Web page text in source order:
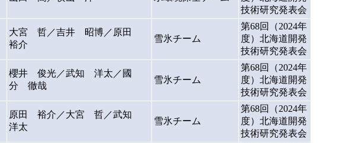
技術研究発表会
大宮 哲／吉井 昭博／原田
裕介
雪氷チーム
第68回（2024年
度）北海道開発
技術研究発表会
櫻井 俊光／武知 洋太／國
分 徹哉
雪氷チーム
第68回（2024年
度）北海道開発
技術研究発表会
原田 裕介／大宮 哲／武知
洋太
雪氷チーム
第68回（2024年
度）北海道開発
技術研究発表会